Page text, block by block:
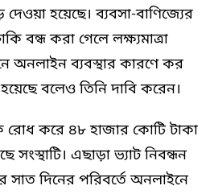
হয়েছে। ব্যবসা-বাণিজ্যের
বন্ধ করা গেলে লক্ষ্যমাত্রা
অনলাইন ব্যবস্থার কারণে কর
বলেও তিনি দাবি করেন।
রোধ করে ৪৮ হাজার কোটি টাকা
এছাড়া ভ্যাট নিবন্ধন
দিনের পরিবর্তে অনলাইনে